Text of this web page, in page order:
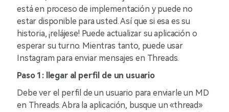
está en proceso de implementación y puede no
estar disponible para usted. Así que si esa es su
historia, ¡relájese! Puede actualizar su aplicación o
esperar su turno. Mientras tanto, puede usar
Instagram para enviar mensajes en Threads.
Paso 1: llegar al perfil de un usuario
Debe ver el perfil de un usuario para enviarle un MD
en Threads. Abra la aplicación, busque un «thread»